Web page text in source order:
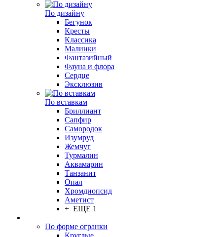
По дизайну
Бегунок
Кресты
Классика
Малинки
Фантазийный
Фауна и флора
Сердце
Эксклюзив
По вставкам
Бриллиант
Сапфир
Самородок
Изумруд
Жемчуг
Турмалин
Аквамарин
Танзанит
Опал
Хромдиопсид
Аметист
+ ЕЩЕ 1
По форме огранки
Круглые